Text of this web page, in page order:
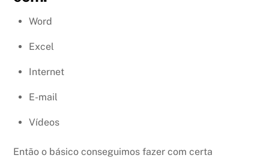
Word
Excel
Internet
E-mail
Vídeos
Então o básico conseguimos fazer com certa